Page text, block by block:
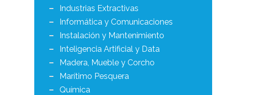
Industrias Extractivas
Informática y Comunicaciones
Instalación y Mantenimiento
Inteligencia Artificial y Data
Madera, Mueble y Corcho
Marítimo Pesquera
Química